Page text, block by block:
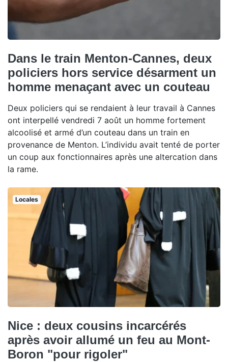
Dans le train Menton-Cannes, deux
policiers hors service désarment un
homme menaçant avec un couteau
Deux policiers qui se rendaient à leur travail à Cannes
ont interpellé vendredi 7 août un homme fortement
alcoolisé et armé d’un couteau dans un train en
provenance de Menton. L’individu avait tenté de porter
un coup aux fonctionnaires après une altercation dans
la rame.
Locales
Nice : deux cousins incarcérés
après avoir allumé un feu au Mont-
Boron "pour rigoler"